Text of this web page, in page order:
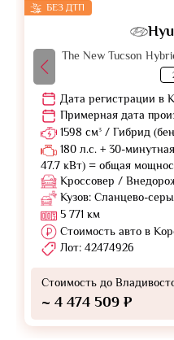
БЕЗ ДТП
The New Tucson
Дата регистрации в
Примерная дата
1598 см³ / Гибрид
180 л.с. + 30-
47.7 кВт) = общая
Кроссовер /
Кузов: Сланцево-
5 771 км
Стоимость авто в
Лот: 42474926
Стоимость до
~ 4 474 509 ₽